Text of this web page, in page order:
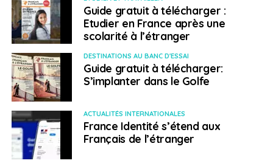
En savoir plus et s’inscrire
A SUIVRE
Partenariat entre CCI France International et le
Groupe Henner
NE RATEZ PAS
Lancement de la marque LeBOOSTER par CCI
France International
Guide gratuit à télécharger :
Etudier en France après une
scolarité à l’étranger
DESTINATIONS AU BANC D'ESSAI
Guide gratuit à télécharger:
S’implanter dans le Golfe
ACTUALITÉS INTERNATIONALES
France Identité s’étend aux
Français de l’étranger